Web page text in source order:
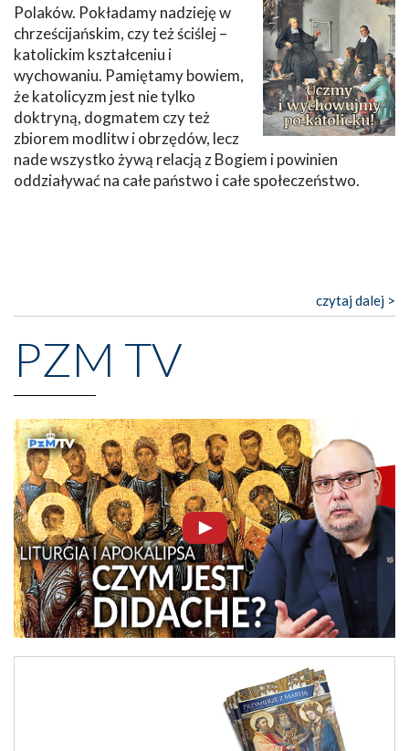
Polaków. Pokładamy nadzieję w
chrześcijańskim, czy też ściślej –
katolickim kształceniu i
wychowaniu. Pamiętamy bowiem,
że katolicyzm jest nie tylko
doktryną, dogmatem czy też
zbiorem modlitw i obrzędów, lecz
nade wszystko żywą relacją z Bogiem i powinien
oddziaływać na całe państwo i całe społeczeństwo.
czytaj dalej >
PZM TV